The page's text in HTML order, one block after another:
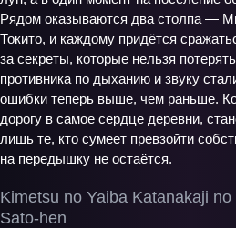
Kimetsu no Yaiba Katanakaji no
Sato-hen
Рядом оказываются два столпа —
Токито, и каждому придётся
за секреты, которые нельзя
противника по дыханию и звуку
ошибки теперь выше, чем раньше.
дорогу в самое сердце деревни,
лишь те, кто сумеет превзойти
на передышку не остаётся.